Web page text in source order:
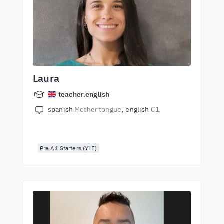
Laura
teacher.english
spanish Mother tongue english C1
Pre A1 Starters (YLE)